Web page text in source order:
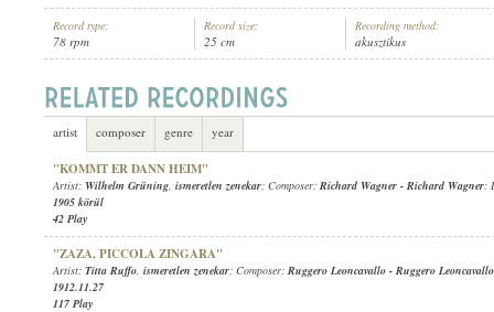
Record type:
78 rpm
Record size:
25 cm
Recording method:
akusztikus
artist composer genre year
"KOMMT ER DANN HEIM"
Artist: Wilhelm Grüning, ismeretlen zenekar; Composer: Richard Wagner - Richard Wagner;
1905 körül
42 Play
"ZAZA, PICCOLA ZINGARA"
Artist: Titta Ruffo, ismeretlen zenekar; Composer: Ruggero Leoncavallo - Ruggero Leoncavallo
1912.11.27
117 Play